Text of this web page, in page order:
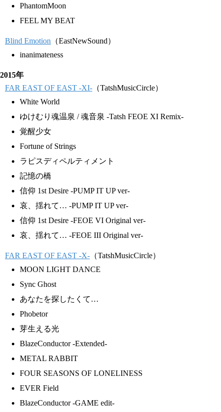
PhantomMoon
FEEL MY BEAT
Blind Emotion （EastNewSound）
inanimateness
2015年
FAR EAST OF EAST -XI- （TatshMusicCircle）
White World
ゆけむり魂温泉 / 魂音泉 -Tatsh FEOE XI Remix-
覚醒少女
Fortune of Strings
ラピスディペルティメント
記憶の橋
信仰 1st Desire -PUMP IT UP ver-
哀、揺れて… -PUMP IT UP ver-
信仰 1st Desire -FEOE VI Original ver-
哀、揺れて… -FEOE III Original ver-
FAR EAST OF EAST -X- （TatshMusicCircle）
MOON LIGHT DANCE
Sync Ghost
あなたを探したくて…
Phobetor
芽生える光
BlazeConductor -Extended-
METAL RABBIT
FOUR SEASONS OF LONELINESS
EVER Field
BlazeConductor -GAME edit-